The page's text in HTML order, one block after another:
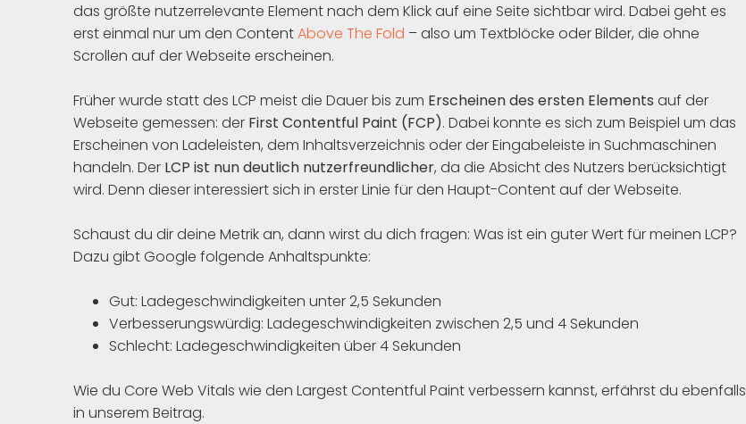
das größte nutzerrelevante Element nach dem Klick auf eine Seite sichtbar wird. Dabei geht es
erst einmal nur um den ContentAbove The Fold – also um Textblöcke oder Bilder, die ohne
Scrollen auf der Webseite erscheinen.
Früher wurde statt des LCP meist die Dauer bis zum Erscheinen des ersten Elements auf der
Webseite gemessen: der First Contentful Paint (FCP). Dabei konnte es sich zum Beispiel um das
Erscheinen von Ladeleisten, dem Inhaltsverzeichnis oder der Eingabeleiste in Suchmaschinen
handeln. Der LCP ist nun deutlich nutzerfreundlicher, da die Absicht des Nutzers berücksichtigt
wird. Denn dieser interessiert sich in erster Linie für den Haupt-Content auf der Webseite.
Schaust du dir deine Metrik an, dann wirst du dich fragen: Was ist ein guter Wert für meinen LCP?
Dazu gibt Google folgende Anhaltspunkte:
Gut: Ladegeschwindigkeiten unter 2,5 Sekunden
Verbesserungswürdig: Ladegeschwindigkeiten zwischen 2,5 und 4 Sekunden
Schlecht: Ladegeschwindigkeiten über 4 Sekunden
Wie du Core Web Vitals wie den Largest Contentful Paint verbessern kannst, erfährst du ebenfalls
in unserem Beitrag.